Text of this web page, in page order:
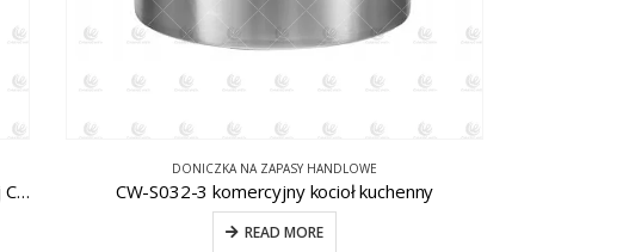
4-częściowy zestaw naczyń ze stali nierdzewnej CW-E073
DONICZKA NA ZAPASY HANDLOWE
CW-S032-3 komercyjny kocioł kuchenny
READ MORE